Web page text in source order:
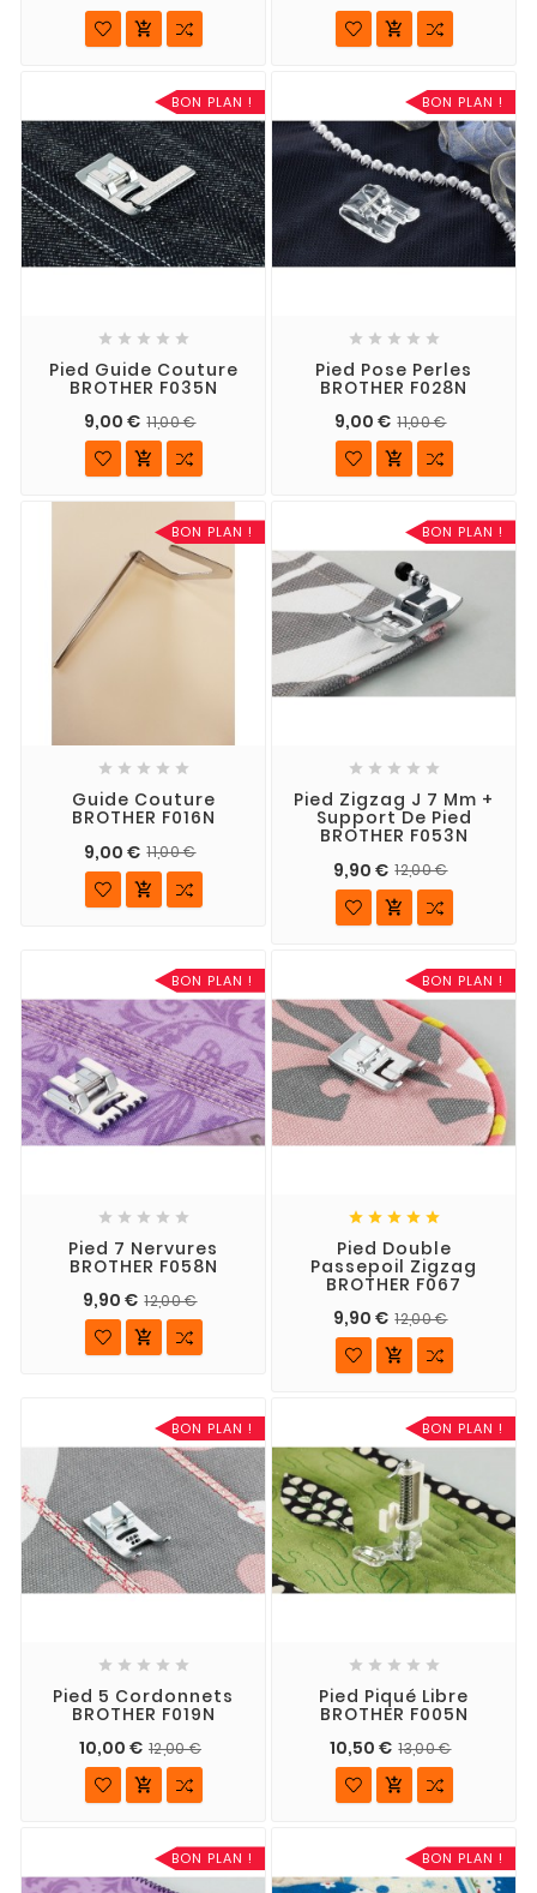
 
BON PLAN !
    
Pied Guide Couture
BROTHER F035N
9,00 € 11,00 €

BON PLAN !
    
Pied Pose Perles
BROTHER F028N
9,00 € 11,00 €

BON PLAN !
    
Guide Couture
BROTHER F016N
9,00 € 11,00 €

BON PLAN !
    
Pied Zigzag J 7 Mm +
Support De Pied
BROTHER F053N
9,90 € 12,00 €

BON PLAN !
    
Pied 7 Nervures
BROTHER F058N
9,90 € 12,00 €

BON PLAN !
    
Pied Double
Passepoil Zigzag
BROTHER F067
9,90 € 12,00 €

BON PLAN !
    
Pied 5 Cordonnets
BROTHER F019N
10,00 € 12,00 €

BON PLAN !
    
Pied Piqué Libre
BROTHER F005N
10,50 € 13,00 €

BON PLAN ! BON PLAN !